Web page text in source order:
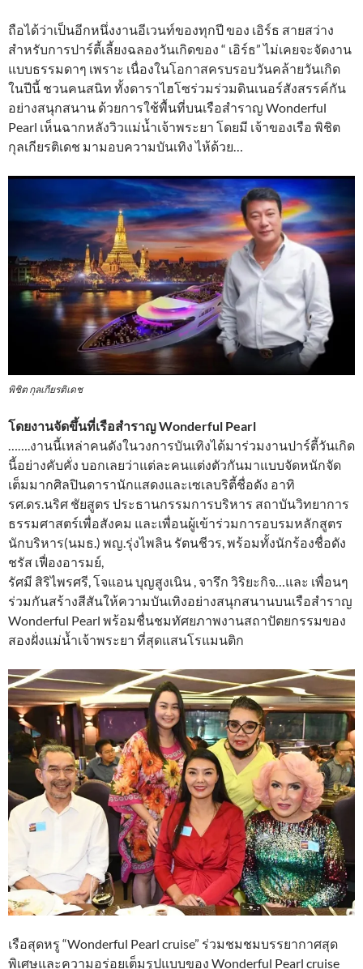
ถือได้ว่าเป็นอีกหนึ่งงานอีเวนท์ของทุกปี ของ เอิร์ธ สายสว่าง
สำหรับการปาร์ตี้เลี้ยงฉลองวันเกิดของ “ เอิร์ธ” ไม่เคยจะจัดงาน
แบบธรรมดาๆ เพราะ เนื่องในโอกาสครบรอบวันคล้ายวันเกิด
ในปีนี้ ชวนคนสนิท ทั้งดาราไฮโซร่วมร่วมดินเนอร์สังสรรค์กัน
อย่างสนุกสนาน ด้วยการใช้พื้นที่บนเรือสำราญ Wonderful
Pearl เห็นฉากหลังวิวแม่น้ำเจ้าพระยา โดยมี เจ้าของเรือ พิชิต
กุลเกียรติเดช มามอบความบันเทิง ไห้ด้วย…
พิชิต กุลเกียรติเดช
โดยงานจัดขึ้นที่เรือสำราญ Wonderful Pearl
…….งานนี้เหล่าคนดังในวงการบันเทิงได้มาร่วมงานปาร์ตี้วันเกิด
นี้อย่างคับคั่ง บอกเลยว่าแต่ละคนแต่งตัวกันมาแบบจัดหนักจัด
เต็มมากศิลปินดารานักแสดงและเซเลบริตี้ชื่อดัง อาทิ
รศ.ดร.นริศ ชัยสูตร ประธานกรรมการบริหาร สถาบันวิทยาการ
ธรรมศาสตร์เพื่อสังคม และเพื่อนผู้เข้าร่วมการอบรมหลักสูตร
นักบริหาร(นมธ.) พญ.รุ่งไพลิน รัตนชีวร, พร้อมทั้งนักร้องชื่อดัง
ชรัส เฟื่องอารมย์,
รัศมี สิริไพรศรี, โจแอน บุญสูงเนิน , จารึก วิริยะกิจ…และ เพื่อนๆ
ร่วมกันสร้างสีสันให้ความบันเทิงอย่างสนุกสนานบนเรือสำราญ
Wonderful Pearl พร้อมชื่นชมทัศยภาพงานสถาปัตยกรรมของ
สองฝั่งแม่น้ำเจ้าพระยา ที่สุดแสนโรแมนติก
เรือสุดหรู “Wonderful Pearl cruise” ร่วมชมชมบรรยากาศสุด
พิเศษและความอร่อยเต็มรูปแบบของ Wonderful Pearl cruise